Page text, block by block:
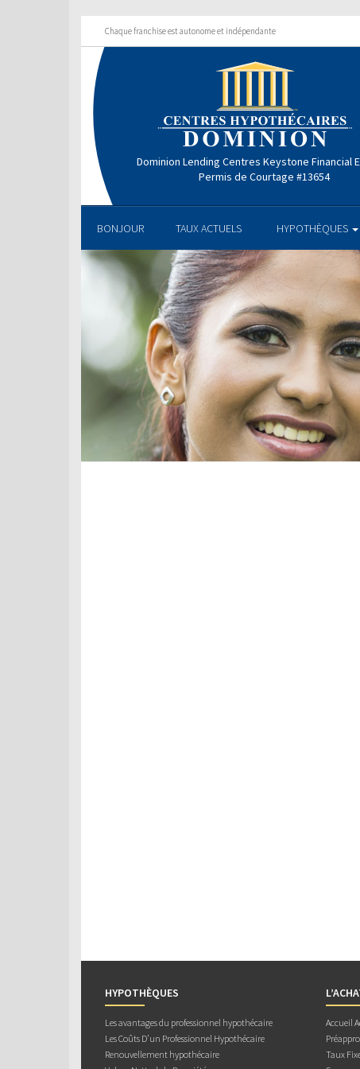
Chaque franchise est autonome et indépendante
Dominion Lending Centres Keystone Financial
Permis de Courtage #13654
BONJOUR TAUX ACTUELS HYPOTHÈQUES
HYPOTHÈQUES
Les avantages du professionnel hypothécaire
Les Coûts D’un Professionnel Hypothécaire
Renouvellement hypothécaire
Accueil
Taux